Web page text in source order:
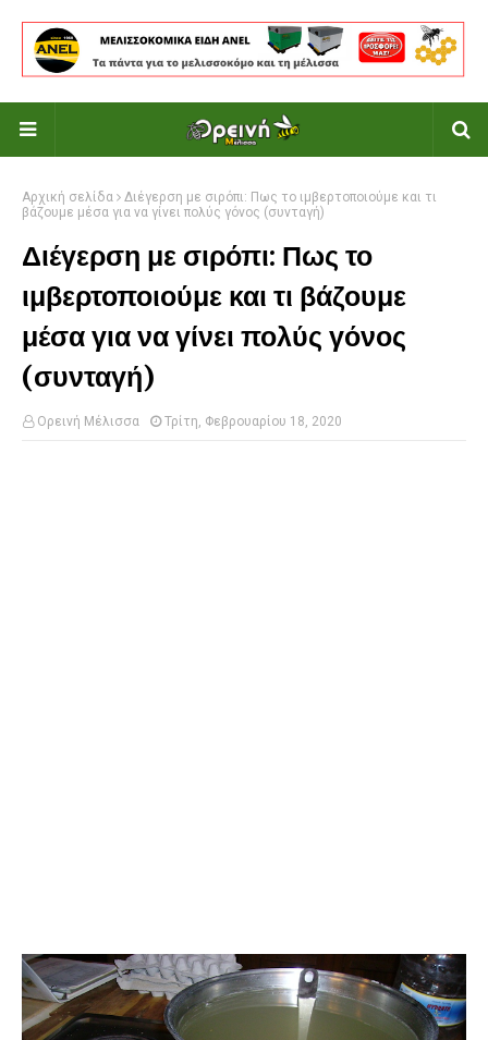
Αρχική σελίδα
Διέγερση με σιρόπι: Πως το ιμβερτοποιούμε και τι
βάζουμε μέσα για να γίνει πολύς γόνος (συνταγή)
Διέγερση με σιρόπι: Πως το
ιμβερτοποιούμε και τι βάζουμε
μέσα για να γίνει πολύς γόνος
(συνταγή)
Ορεινή Μέλισσα Τρίτη, Φεβρουαρίου 18, 2020